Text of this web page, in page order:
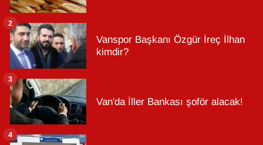
Vanspor Başkanı Özgür İreç İlhan
kimdir?
2
Van'da İller Bankası şoför alacak!
3
4